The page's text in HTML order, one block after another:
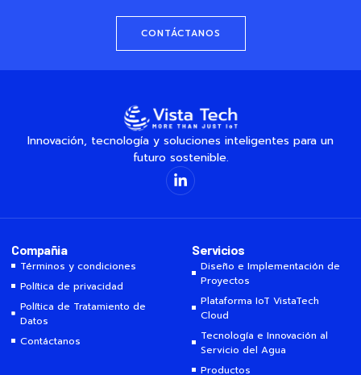
CONTÁCTANOS
Innovación, tecnología y soluciones inteligentes para un
futuro sostenible.
Compañia
Términos y condiciones
Política de privacidad
Política de Tratamiento de
Datos
Contáctanos
Servicios
Diseño e Implementación de
Proyectos
Plataforma IoT VistaTech
Cloud
Tecnología e Innovación al
Servicio del Agua
Productos